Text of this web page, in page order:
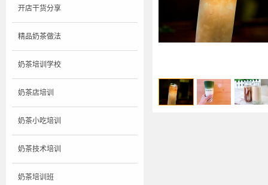
开店干货分享
精品奶茶做法
奶茶培训学校
奶茶店培训
奶茶小吃培训
奶茶技术培训
奶茶培训班